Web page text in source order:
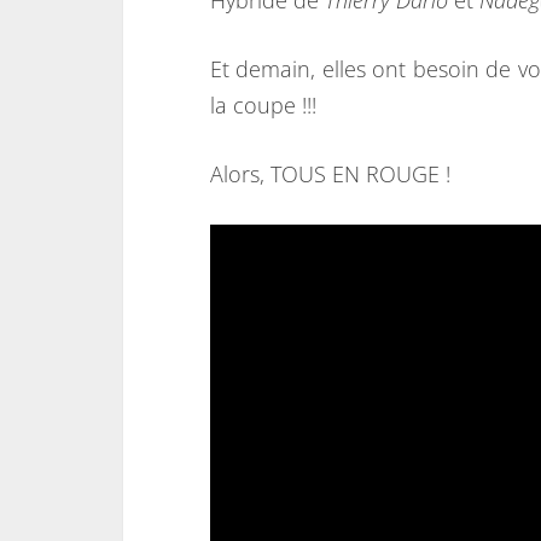
Et demain, elles ont besoin de
la coupe !!!
Alors, TOUS EN ROUGE !